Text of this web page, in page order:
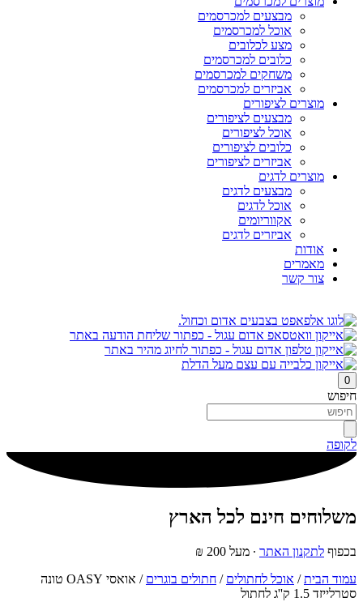
מבצעים למכרסמים
אוכל למכרסמים
מצע לכלובים
כלובים למכרסמים
משחקים למכרסמים
אביזרים למכרסמים
מוצרים לציפורים
מבצעים לציפורים
אוכל לציפורים
כלובים לציפורים
אביזרים לציפורים
מוצרים לדגים
מבצעים לדגים
אוכל לדגים
אקווריומים
אביזרים לדגים
אודות
מאמרים
צור קשר
0
חיפוש
לקופה
משלוחים חינם לכל הארץ
בכפוף לתקנון האתר ∙ מעל 200 ₪
עמוד הבית/ אוכל לחתולים / חתולים בוגרים
/ אואסי OASY טונה
סטרלייזד 1.5 ק''ג לחתול